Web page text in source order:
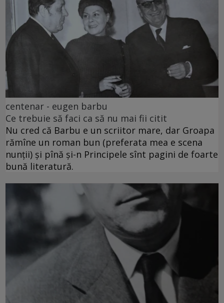
centenar - eugen barbu
Ce trebuie să faci ca să nu mai fii citit
Nu cred că Barbu e un scriitor mare, dar Groapa
rămîne un roman bun (preferata mea e scena
nunții) și pînă și-n Principele sînt pagini de foarte
bună literatură.